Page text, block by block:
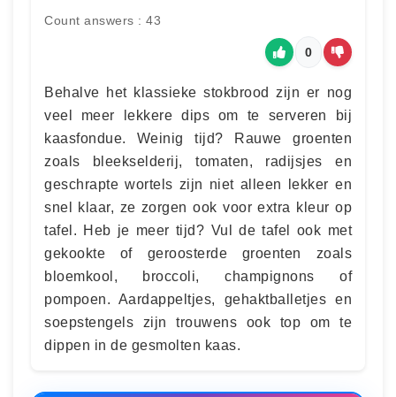
Count answers : 43
0
Behalve het klassieke stokbrood zijn er nog
veel meer lekkere dips om te serveren bij
kaasfondue. Weinig tijd? Rauwe groenten
zoals bleekselderij, tomaten, radijsjes en
geschrapte wortels zijn niet alleen lekker en
snel klaar, ze zorgen ook voor extra kleur op
tafel. Heb je meer tijd? Vul de tafel ook met
gekookte of geroosterde groenten zoals
bloemkool, broccoli, champignons of
pompoen. Aardappeltjes, gehaktballetjes en
soepstengels zijn trouwens ook top om te
dippen in de gesmolten kaas.